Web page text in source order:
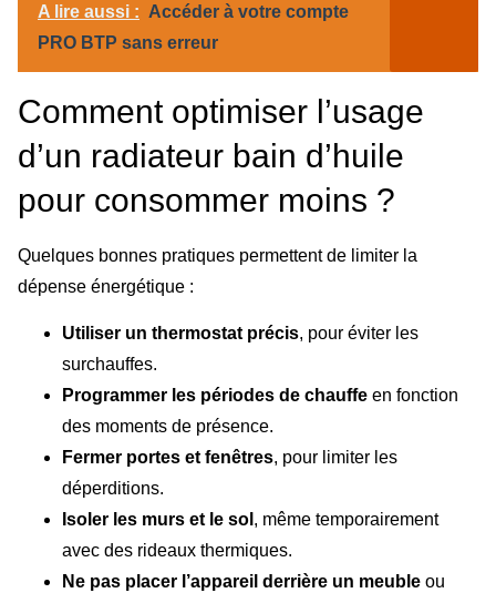
A lire aussi : Accéder à votre compte
PRO BTP sans erreur
Comment optimiser l’usage
d’un radiateur bain d’huile
pour consommer moins ?
Quelques bonnes pratiques permettent de limiter la
dépense énergétique :
Utiliser un thermostat précis, pour éviter les
surchauffes.
Programmer les périodes de chauffe en fonction
des moments de présence.
Fermer portes et fenêtres, pour limiter les
déperditions.
Isoler les murs et le sol , même temporairement
avec des rideaux thermiques.
Ne pas placer l’appareil derrière un meuble ou